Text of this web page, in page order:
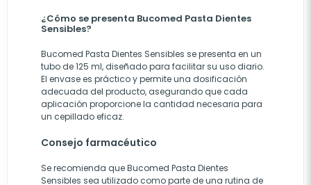
¿Cómo se presenta Bucomed Pasta Dientes
Sensibles?
Bucomed Pasta Dientes Sensibles se presenta en un
tubo de 125 ml, diseñado para facilitar su uso diario.
El envase es práctico y permite una dosificación
adecuada del producto, asegurando que cada
aplicación proporcione la cantidad necesaria para
un cepillado eficaz.
Consejo farmacéutico
Se recomienda que Bucomed Pasta Dientes
Sensibles sea utilizado como parte de una rutina de